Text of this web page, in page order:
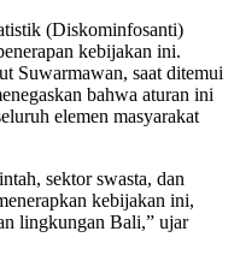
(Diskominfosanti)
kebijakan ini.
Suwarmawan, saat ditemui
bahwa aturan ini
elemen masyarakat
sektor swasta, dan
kebijakan ini,
lingkungan Bali,” ujar